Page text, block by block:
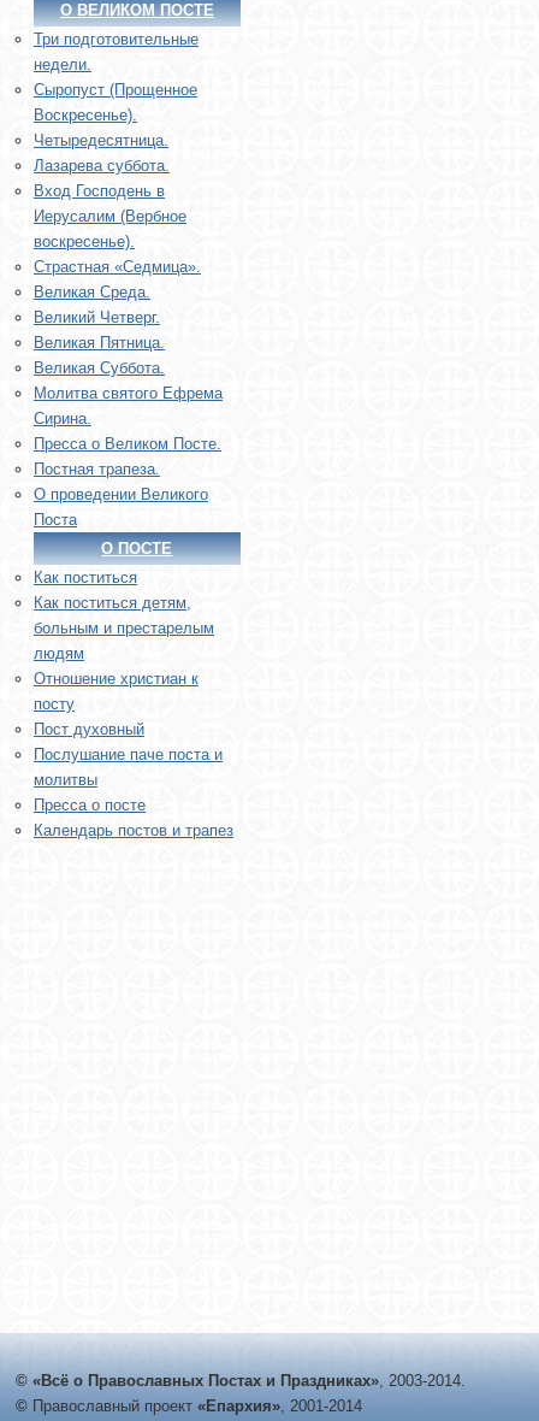
О ВЕЛИКОМ ПОСТЕ
Три подготовительные
недели.
Сыропуст (Прощенное
Воскресенье).
Четыредесятница.
Лазарева суббота.
Вход Господень в
Иерусалим (Вербное
воскресенье).
Страстная «Седмица».
Великая Среда.
Великий Четверг.
Великая Пятница.
Великая Суббота.
Молитва святого Ефрема
Сирина.
Пресса о Великом Посте.
Постная трапеза.
О проведении Великого
Поста
О ПОСТЕ
Как поститься
Как поститься детям,
больным и престарелым
людям
Отношение христиан к
посту
Пост духовный
Послушание паче поста и
молитвы
Пресса о посте
Календарь постов и трапез
© «Всё о Православных Постах и Праздниках», 2003-2014.
© Православный проект «Епархия», 2001-2014